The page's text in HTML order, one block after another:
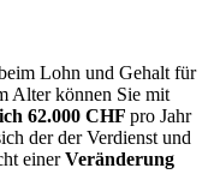
Lohn und Gehalt für
Alter können Sie mit
62.000 CHF pro Jahr
der der Verdienst und
einerVeränderung